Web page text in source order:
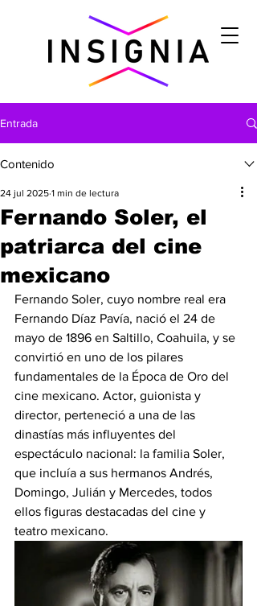
Entrada
Contenido
Fernando Soler, el
patriarca del cine
mexicano
24 jul 2025 1 min de lectura
Fernando Soler, cuyo nombre real era
Fernando Díaz Pavía, nació el 24 de
mayo de 1896 en Saltillo, Coahuila, y se
convirtió en uno de los pilares
fundamentales de la Época de Oro del
cine mexicano. Actor, guionista y
director, perteneció a una de las
dinastías más influyentes del
espectáculo nacional: la familia Soler,
que incluía a sus hermanos Andrés,
Domingo, Julián y Mercedes, todos
ellos figuras destacadas del cine y
teatro mexicano.